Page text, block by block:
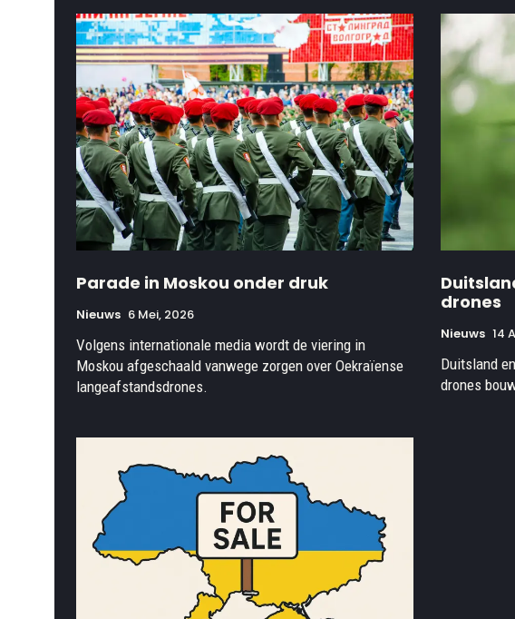
Parade in Moskou onder druk
Nieuws 6 Mei, 2026
Volgens internationale media wordt de viering in
Moskou afgeschaald vanwege zorgen over Oekraïense
langeafstandsdrones.
drones
Nieuws 14
Duitsland
drones